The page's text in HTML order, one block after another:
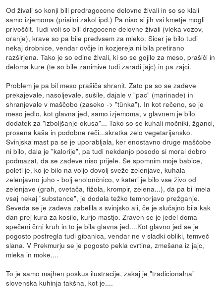
Od živali so konji bili predragocene delovne živali in so se klali
samo izjemoma (prisilni zakol ipd.) Pa niso si jih vsi kmetje mogli
privoščit. Tudi voli so bili dragocene delovne živali (vleka vozov,
oranje), krave so pa bile predvsem za mleko. Sicer je bilo tudi
nekaj drobnice, vendar ovčje in kozjereja ni bila pretirano
razširjena. Tako je so edine živali, ki so se gojile za meso, prašiči in
deloma kure (te so bile zanimive tudi zaradi jajc) in pa zajci.
Problem je pa bil meso prašiča shranit. Zato pa so se zadeve
prekajevale, nasoljevale, sušile, dajale v "pac" (marinade) in
shranjevale v maščobo (zaseko -> "tünka"). In kot rečeno, se je
meso jedlo, kot glavna jed, samo izjemoma, v glavnem je bilo
dodatek za "izboljšanje okusa"... Tako so se kuhali močniki, žganci,
prosena kaša in podobne reči...skratka zelo vegetarijansko.
Svinjska mast pa se je uporabljala, ker enostavno druge maščobe
ni bilo, dala je "kalorije", pa tudi nekdanjo posodo si moral dobro
podmazat, da se zadeve niso prijele. Se spomnim moje babice,
poleti je, ko je bilo na voljo dovolj sveže zelenjave, kuhala
zelenjavno juho - bolj enolončnico, v kateri je bilo vse živo od
zelenjave (grah, cvetača, fižola, krompir, zelena...), da pa bi imela
vsaj nekaj "substance", je dodala težko temnorjavo prežganje.
Seveda se je zadeva zabelila s svinjsko ali, če je slučajno bila kak
dan prej kura za kosilo, kurjo mastjo. Zraven se je jedel doma
spečeni črni kruh in to je bila glavna jed....Kot glavno jed se je
pogosto postregla tudi gibanica, vendar ne v sladki obliki, temveč
slana. V Prekmurju se je pogosto pekla cvrtina, zmešana iz jajc,
mleka in moke....
To je samo majhen poskus ilustracije, zakaj je "tradicionalna"
slovenska kuhinja takšna, kot je....